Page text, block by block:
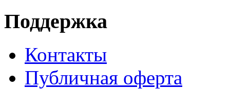
Поддержка
Контакты
Публичная оферта